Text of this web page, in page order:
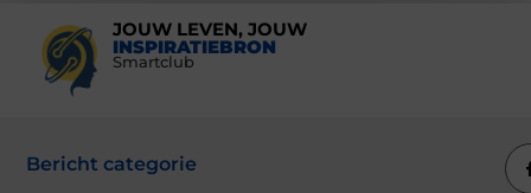
JOUW LEVEN, JOUW
INSPIRATIEBRON
Smartclub
Bericht categorie